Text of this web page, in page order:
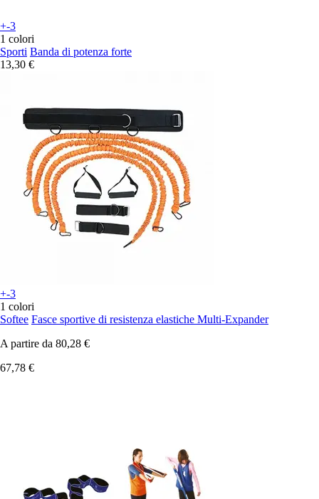
+-3
1 colori
Sporti Banda di potenza forte
13,30 €
+-3
1 colori
Softee Fasce sportive di resistenza elastiche Multi-Expander
A partire da 80,28 €
67,78 €